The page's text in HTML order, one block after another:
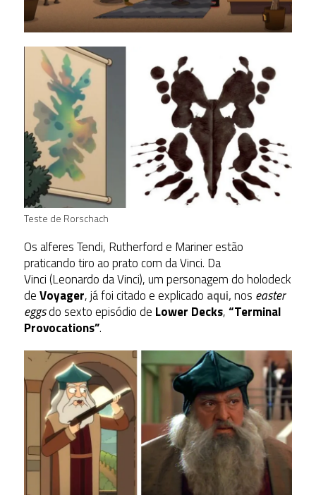
Teste de Rorschach
Os alferes Tendi, Rutherford e Mariner estão
praticando tiro ao prato com da Vinci. Da
Vinci (Leonardo da Vinci), um personagem do holodeck
deVoyager, já foi citado e explicado aqui,nos easter
eggsdo sexto episódio de Lower Decks,“Terminal
Provocations”.